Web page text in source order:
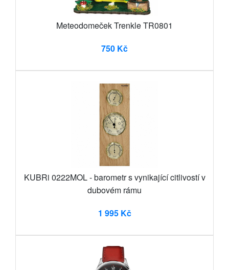
Meteodomeček Trenkle TR0801
750 Kč
KUBRi 0222MOL - barometr s vynikající citlivostí v
dubovém rámu
1 995 Kč